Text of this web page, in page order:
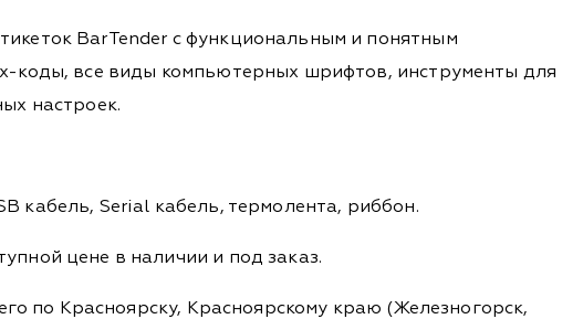
BarTender с функциональным и понятным
коды, все виды компьютерных шрифтов, инструменты для
настроек.
кабель, Serial кабель, термолента, риббон.
цене в наличии и под заказ.
по Красноярску, Красноярскому краю (Железногорск,